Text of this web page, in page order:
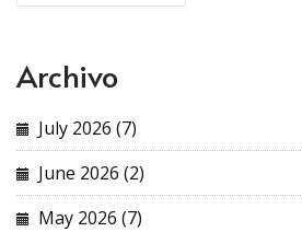
Archivo
July 2026 (7)
June 2026 (2)
May 2026 (7)